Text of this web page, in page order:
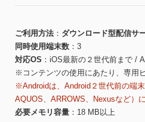
ご利用方法
ダウンロード型配信サ
同時使用端末数
3
対応OS
iOS最新の２世代前まで /
※コンテンツの使用にあたり、専用
※Androidは、Android２世代前の端
AQUOS、ARROWS、Nexusなど）
必要メモリ容量
18 MB以上